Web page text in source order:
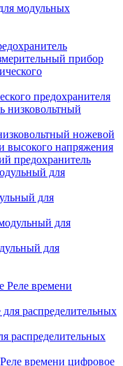
модульных
прибор
предохранителя
ножевой
высокого напряжения
предохранитель
для
для
Реле времени
распределительных
Реле времени цифровое